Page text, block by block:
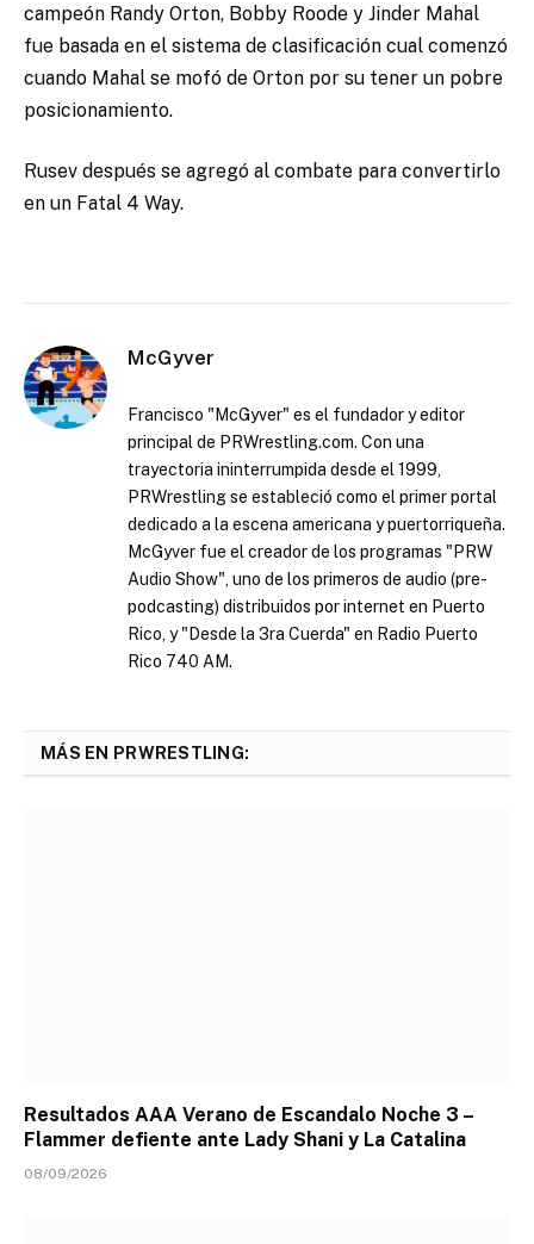
campeón Randy Orton, Bobby Roode y Jinder Mahal
fue basada en el sistema de clasificación cual comenzó
cuando Mahal se mofó de Orton por su tener un pobre
posicionamiento.
Rusev después se agregó al combate para convertirlo
en un Fatal 4 Way.
McGyver
Francisco "McGyver" es el fundador y editor
principal de PRWrestling.com. Con una
trayectoria ininterrumpida desde el 1999,
PRWrestling se estableció como el primer portal
dedicado a la escena americana y puertorriqueña.
McGyver fue el creador de los programas "PRW
Audio Show", uno de los primeros de audio (pre-
podcasting) distribuidos por internet en Puerto
Rico, y "Desde la 3ra Cuerda" en Radio Puerto
Rico 740 AM.
MÁS EN PRWRESTLING:
Resultados AAA Verano de Escandalo Noche 3 –
Flammer defiente ante Lady Shani y La Catalina
08/09/2026